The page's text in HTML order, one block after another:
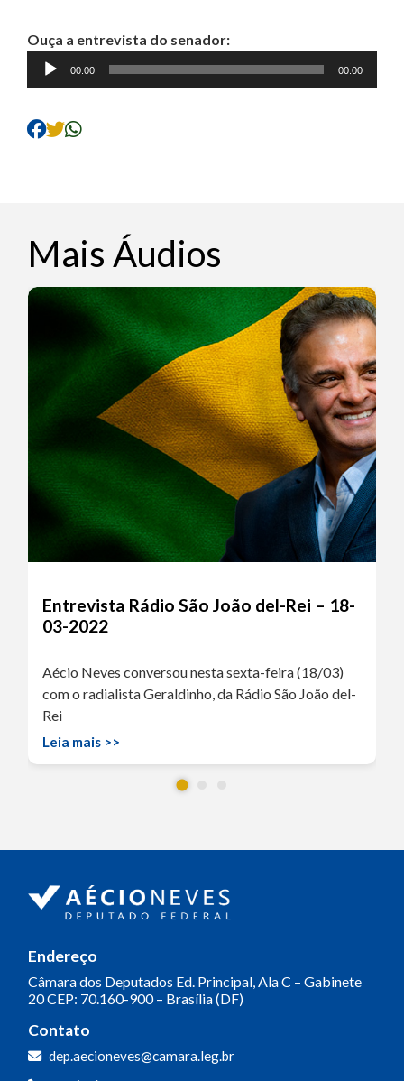
Ouça a entrevista do senador:
Tocador
de
00:00 00:00
Mais Áudios
Entrevista Rádio São João del-Rei – 18-
03-2022
Aécio Neves conversou nesta sexta-feira (18/03)
com o radialista Geraldinho, da Rádio São João del-
Rei
Leia mais >>
Endereço
Câmara dos Deputados Ed. Principal, Ala C – Gabinete
20CEP: 70.160-900 – Brasília (DF)
Contato
dep.aecioneves@camara.leg.br